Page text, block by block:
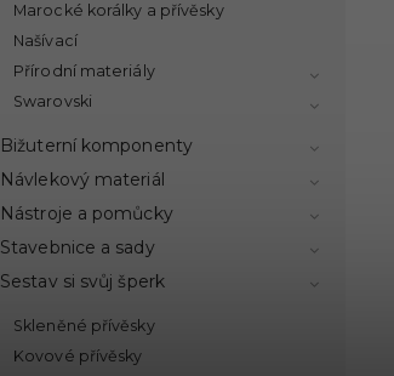
Marocké korálky a přívěsky
Našívací
Přírodní materiály
Swarovski
Bižuterní komponenty
Návlekový materiál
Nástroje a pomůcky
Stavebnice a sady
Sestav si svůj šperk
Skleněné přívěsky
Kovové přívěsky